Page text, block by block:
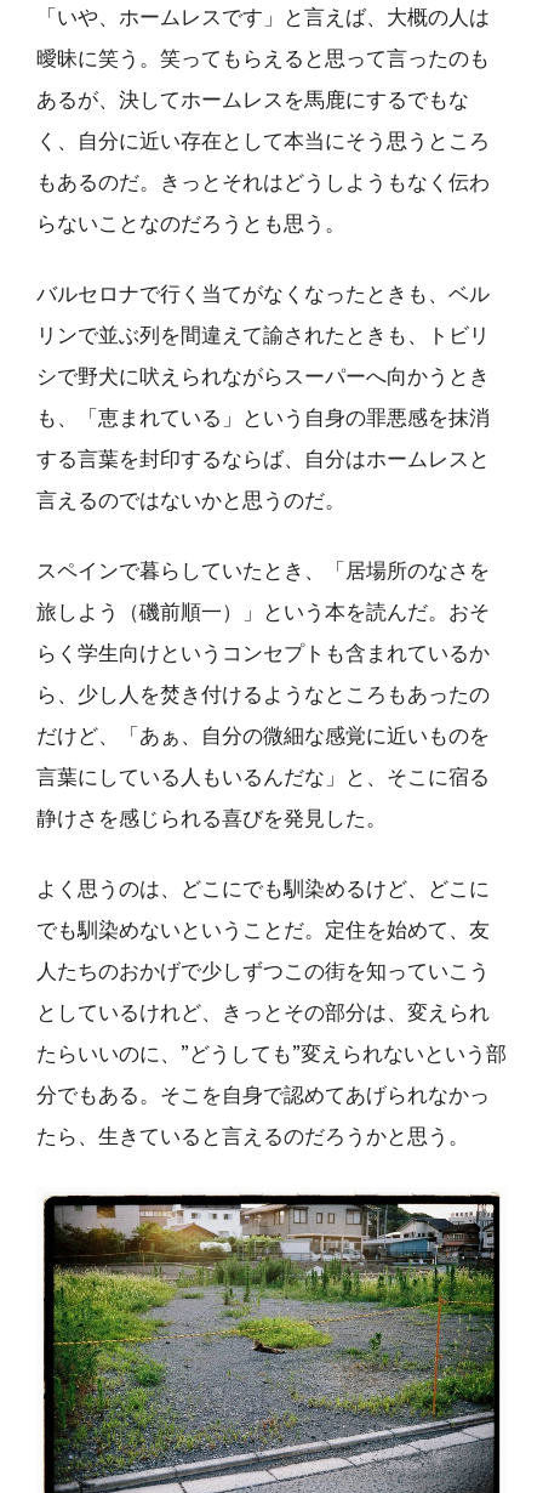
「いや、ホームレスです」と言えば、大概の人は
曖昧に笑う。笑ってもらえると思って言ったのも
あるが、決してホームレスを馬鹿にするでもな
く、自分に近い存在として本当にそう思うところ
もあるのだ。きっとそれはどうしようもなく伝わ
らないことなのだろうとも思う。
バルセロナで行く当てがなくなったときも、ベル
リンで並ぶ列を間違えて諭されたときも、トビリ
シで野犬に吠えられながらスーパーへ向かうとき
も、「恵まれている」という自身の罪悪感を抹消
する言葉を封印するならば、自分はホームレスと
言えるのではないかと思うのだ。
スペインで暮らしていたとき、「居場所のなさを
旅しよう（磯前順一）」という本を読んだ。おそ
らく学生向けというコンセプトも含まれているか
ら、少し人を焚き付けるようなところもあったの
だけど、「あぁ、自分の微細な感覚に近いものを
言葉にしている人もいるんだな」と、そこに宿る
静けさを感じられる喜びを発見した。
よく思うのは、どこにでも馴染めるけど、どこに
でも馴染めないということだ。定住を始めて、友
人たちのおかげで少しずつこの街を知っていこう
としているけれど、きっとその部分は、変えられ
たらいいのに、”どうしても”変えられないという部
分でもある。そこを自身で認めてあげられなかっ
たら、生きていると言えるのだろうかと思う。